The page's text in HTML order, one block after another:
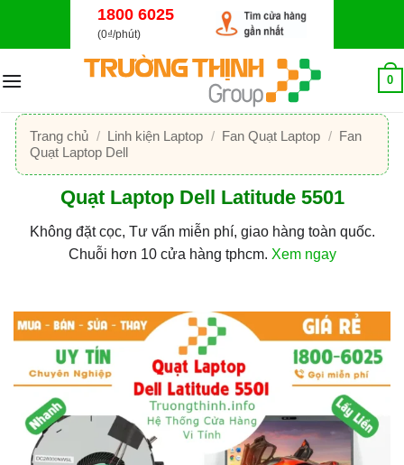
dung
1800 6025
(0₫/phút)
0
Trang chủ / Linh kiện Laptop / Fan Quạt Laptop / Fan
Quạt Laptop Dell
Quạt Laptop Dell Latitude 5501
Không đặt cọc, Tư vấn miễn phí, giao hàng toàn quốc.
Chuỗi hơn 10 cửa hàng tphcm. Xem ngay